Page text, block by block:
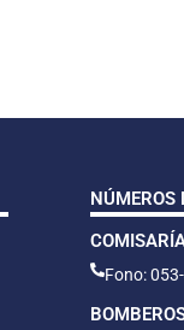
NÚMEROS
Fono: